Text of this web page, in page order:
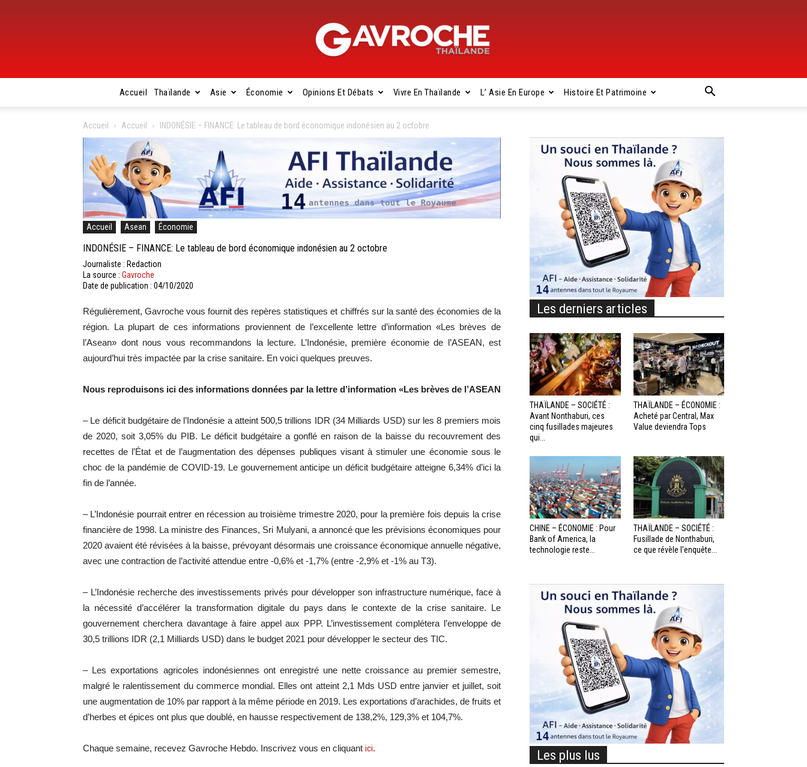
Gavroche
Thaïlande
Accueil Thaïlande Asie Économie Opinions Et Débats Vivre En Thaïlande L’ Asie En Europe Histoire Et Patrimoine
Accueil Accueil INDONÉSIE – FINANCE: Le tableau de bord économique indonésien au 2 octobre
Accueil Asean Économie
INDONÉSIE – FINANCE: Le tableau de bord économique indonésien au 2 octobre
Journaliste : Redaction
La source : Gavroche
Date de publication : 04/10/2020
Régulièrement, Gavroche vous fournit des repères statistiques et chiffrés sur la santé des économies de la
région. La plupart de ces informations proviennent de l’excellente lettre d’information «Les brèves de
l’Asean» dont nous vous recommandons la lecture. L’Indonésie, première économie de l’ASEAN, est
aujourd’hui très impactée par la crise sanitaire. En voici quelques preuves.
Nous reproduisons ici des informations données par la lettre d’information «Les brèves de l’ASEAN
– Le déficit budgétaire de l’Indonésie a atteint 500,5 trillions IDR (34 Milliards USD) sur les 8 premiers mois
de 2020, soit 3,05% du PIB. Le déficit budgétaire a gonflé en raison de la baisse du recouvrement des
recettes de l’État et de l’augmentation des dépenses publiques visant à stimuler une économie sous le
choc de la pandémie de COVID-19. Le gouvernement anticipe un déficit budgétaire atteigne 6,34% d’ici la
fin de l’année.
– L’Indonésie pourrait entrer en récession au troisième trimestre 2020, pour la première fois depuis la crise
financière de 1998. La ministre des Finances, Sri Mulyani, a annoncé que les prévisions économiques pour
2020 avaient été révisées à la baisse, prévoyant désormais une croissance économique annuelle négative,
avec une contraction de l’activité attendue entre -0,6% et -1,7% (entre -2,9% et -1% au T3).
– L’Indonésie recherche des investissements privés pour développer son infrastructure numérique, face à
la nécessité d’accélérer la transformation digitale du pays dans le contexte de la crise sanitaire. Le
gouvernement cherchera davantage à faire appel aux PPP. L’investissement complétera l’enveloppe de
30,5 trillions IDR (2,1 Milliards USD) dans le budget 2021 pour développer le secteur des TIC.
– Les exportations agricoles indonésiennes ont enregistré une nette croissance au premier semestre,
malgré le ralentissement du commerce mondial. Elles ont atteint 2,1 Mds USD entre janvier et juillet, soit
une augmentation de 10% par rapport à la même période en 2019. Les exportations d’arachides, de fruits et
d’herbes et épices ont plus que doublé, en hausse respectivement de 138,2%, 129,3% et 104,7%.
Chaque semaine, recevez Gavroche Hebdo. Inscrivez vous en cliquant ici.
Les derniers articles
THAÏLANDE – SOCIÉTÉ :
Avant Nonthaburi, ces
cinq fusillades majeures
qui...
THAÏLANDE – ÉCONOMIE :
Acheté par Central, Max
Value deviendra Tops
CHINE – ÉCONOMIE : Pour
Bank of America, la
technologie reste...
THAÏLANDE – SOCIÉTÉ :
Fusillade de Nonthaburi,
ce que révèle l’enquête...
Les plus lus